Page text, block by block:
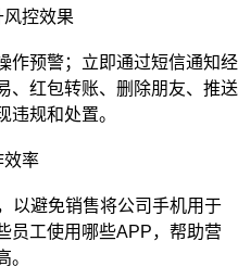
控效果
作预警；立即通过短信通知经
、红包转账、删除朋友、推送
违规和处置。
效率
以避免销售将公司手机用于
员工使用哪些APP，帮助营
。